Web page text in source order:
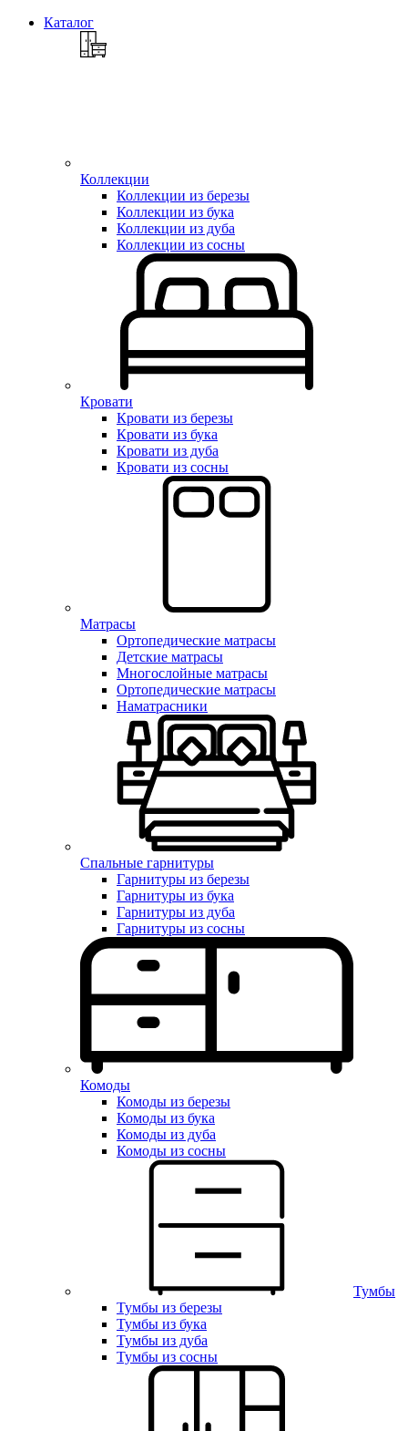
Каталог
Коллекции
Коллекции из березы
Коллекции из бука
Коллекции из дуба
Коллекции из сосны
Кровати
Кровати из березы
Кровати из бука
Кровати из дуба
Кровати из сосны
Матрасы
Ортопедические матрасы
Детские матрасы
Многослойные матрасы
Ортопедические матрасы
Наматрасники
Спальные гарнитуры
Гарнитуры из березы
Гарнитуры из бука
Гарнитуры из дуба
Гарнитуры из сосны
Комоды
Комоды из березы
Комоды из бука
Комоды из дуба
Комоды из сосны
Тумбы
Тумбы из березы
Тумбы из бука
Тумбы из дуба
Тумбы из сосны